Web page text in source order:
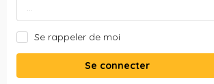
Se rappeler de moi
Se connecter